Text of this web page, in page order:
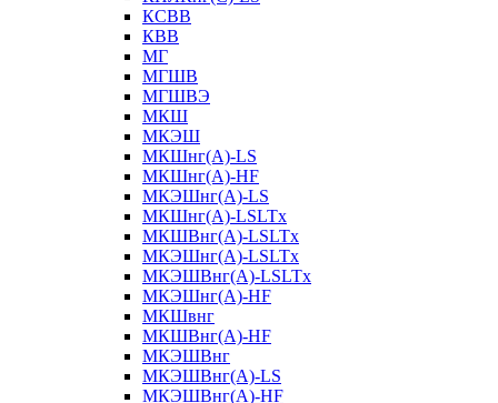
КСВВ
КВВ
МГ
МГШВ
МГШВЭ
МКШ
МКЭШ
МКШнг(А)-LS
МКШнг(А)-HF
МКЭШнг(А)-LS
МКШнг(А)-LSLTx
МКШВнг(A)-LSLTx
МКЭШнг(А)-LSLTx
МКЭШВнг(A)-LSLTx
МКЭШнг(А)-HF
МКШвнг
МКШВнг(А)-HF
МКЭШВнг
МКЭШВнг(А)-LS
МКЭШВнг(А)-HF